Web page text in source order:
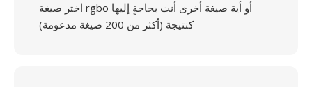
اختر صيغة rgbo أو أية صيغة أخرى أنت بحاجةٍ إليها
كنتيجة (أكثر من 200 صيغة مدعومة)